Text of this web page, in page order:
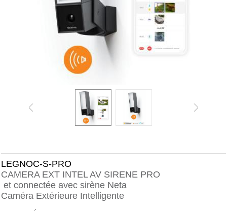
LEGNOC-S-PRO
CAMERA EXT INTEL AV SIRENE PRO
et connectée avec sirène Neta
Caméra Extérieure Intelligente